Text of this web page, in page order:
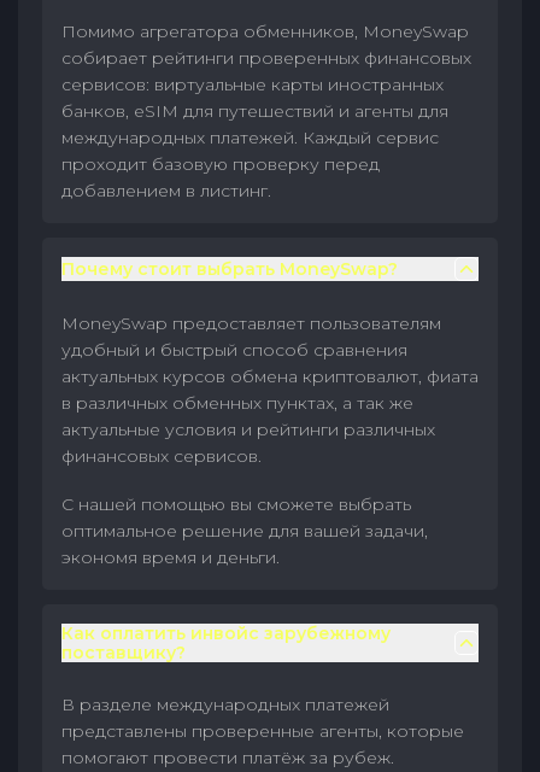
Помимо агрегатора обменников, MoneySwap
собирает рейтинги проверенных финансовых
сервисов: виртуальные карты иностранных
банков, eSIM для путешествий и агенты для
международных платежей. Каждый сервис
проходит базовую проверку перед
добавлением в листинг.
Почему стоит выбрать MoneySwap?
MoneySwap предоставляет пользователям
удобный и быстрый способ сравнения
актуальных курсов обмена криптовалют, фиата
в различных обменных пунктах, а так же
актуальные условия и рейтинги различных
финансовых сервисов.
С нашей помощью вы сможете выбрать
оптимальное решение для вашей задачи,
экономя время и деньги.
Как оплатить инвойс зарубежному
поставщику?
В разделе международных платежей
представлены проверенные агенты, которые
помогают провести платёж за рубеж.